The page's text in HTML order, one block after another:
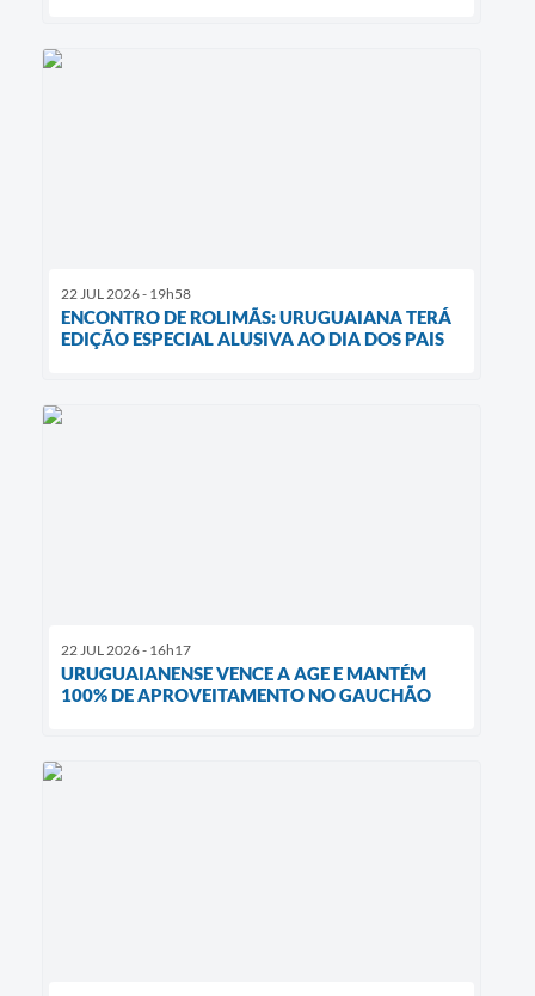
22 JUL 2026 - 19h58
ENCONTRO DE ROLIMÃS: URUGUAIANA TERÁ
EDIÇÃO ESPECIAL ALUSIVA AO DIA DOS PAIS
22 JUL 2026 - 16h17
URUGUAIANENSE VENCE A AGE E MANTÉM
100% DE APROVEITAMENTO NO GAUCHÃO